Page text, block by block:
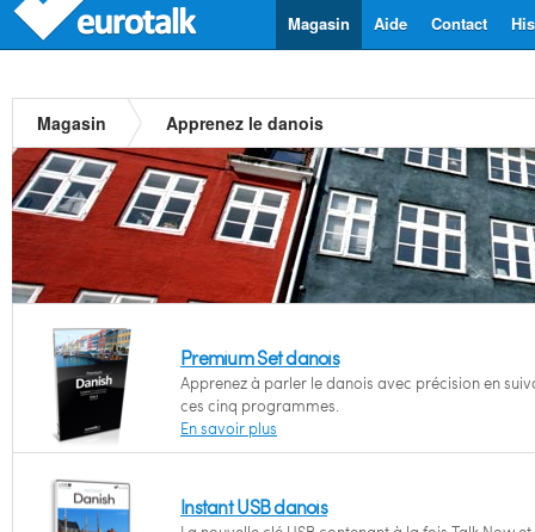
Contact
Aide
Magasin
Magasin Apprenez le danois
Premium Set danois
Apprenez à parler le danois avec précision en
ces cinq programmes.
En savoir plus
Instant USB danois